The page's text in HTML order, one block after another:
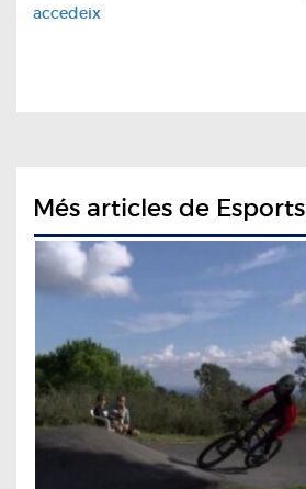
accedeix
Més articles de Esports